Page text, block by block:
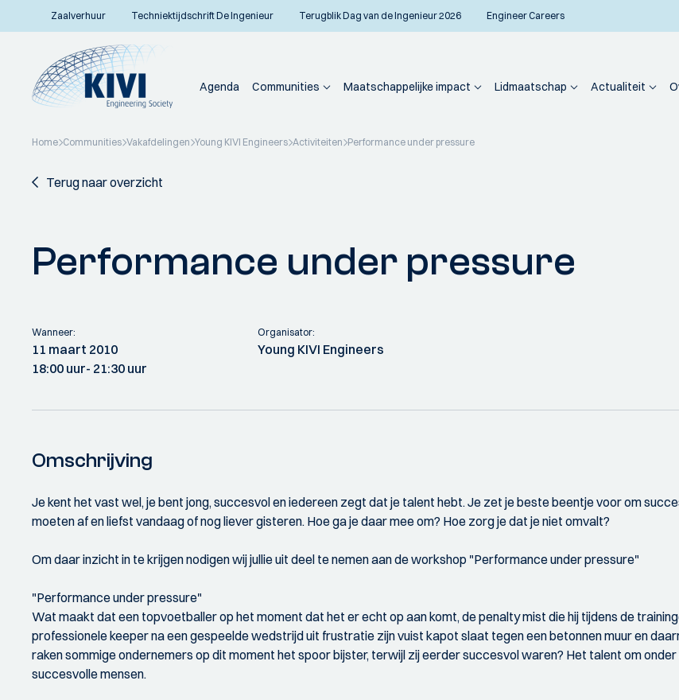
Zaalverhuur Techniektijdschrift De Ingenieur Terugblik Dag van de Ingenieur 2026 Engineer Careers
Agenda Communities Maatschappelijke impact Lidmaatschap Actualiteit
Home Communities Vakafdelingen Young KIVI Engineers Activiteiten Performance under pressure
Terug naar overzicht
Performance under pressure
Wanneer:
11 maart 2010
18:00 uur- 21:30 uur
Organisator:
Young KIVI Engineers
Omschrijving
Je kent het vast wel, je bent jong, succesvol en iedereen zegt dat je talent hebt. Je zet je beste beentje voor om
moeten af en liefst vandaag of nog liever gisteren. Hoe ga je daar mee om? Hoe zorg je dat je niet omvalt?
Om daar inzicht in te krijgen nodigen wij jullie uit deel te nemen aan de workshop "Performance under pressure"
"Performance under pressure"
Wat maakt dat een topvoetballer op het moment dat het er echt op aan komt, de penalty mist die hij tijdens de
professionele keeper na een gespeelde wedstrijd uit frustratie zijn vuist kapot slaat tegen een betonnen muur en
raken sommige ondernemers op dit moment het spoor bijster, terwijl zij eerder succesvol waren? Het talent om
succesvolle mensen.